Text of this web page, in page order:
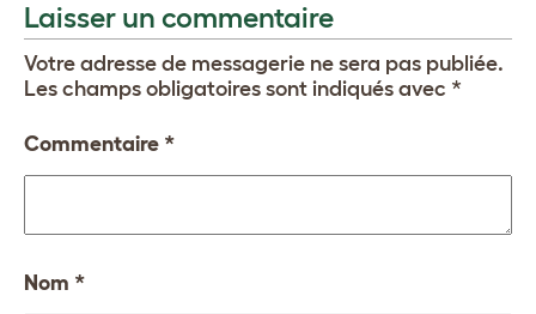
Laisser un commentaire
Votre adresse de messagerie ne sera pas publiée.
Les champs obligatoires sont indiqués avec *
Commentaire *
Nom *